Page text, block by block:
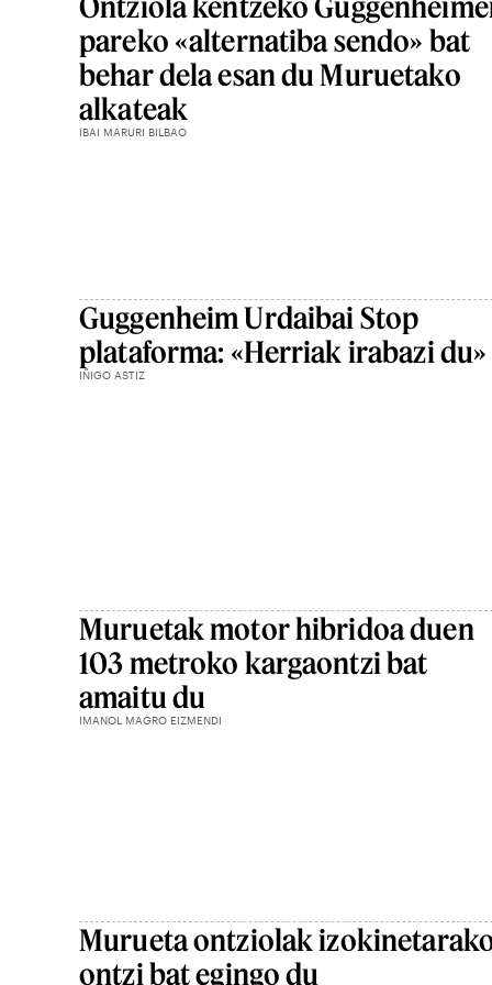
pareko «alternatiba sendo» bat
behar dela esan du Muruetako
alkateak
IBAI MARURI BILBAO
Guggenheim Urdaibai Stop
plataforma: «Herriak irabazi du»
IÑIGO ASTIZ
Muruetak motor hibridoa duen
103 metroko kargaontzi bat
amaitu du
IMANOL MAGRO EIZMENDI
Murueta ontziolak
ontzi bat egingo du